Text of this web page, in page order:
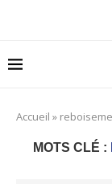
Accueil »
MOTS CLÉ :